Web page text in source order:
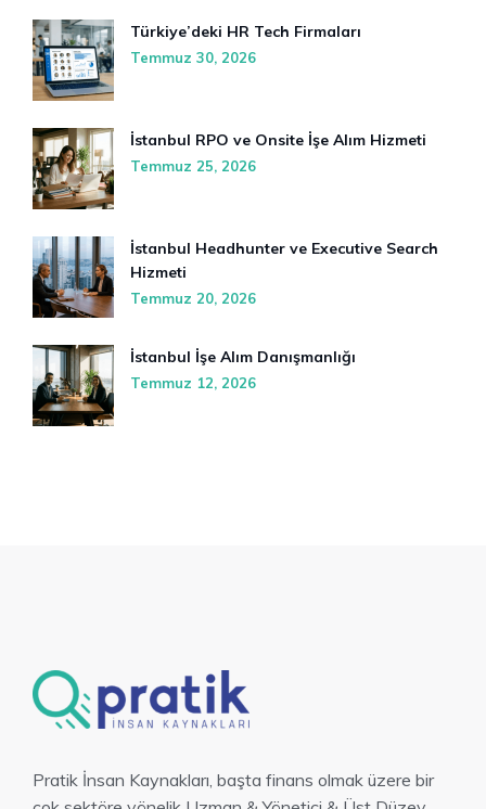
Türkiye’deki HR Tech Firmaları
Temmuz 30, 2026
İstanbul RPO ve Onsite İşe Alım Hizmeti
Temmuz 25, 2026
İstanbul Headhunter ve Executive Search
Hizmeti
Temmuz 20, 2026
İstanbul İşe Alım Danışmanlığı
Temmuz 12, 2026
Pratik İnsan Kaynakları, başta finans olmak üzere bir